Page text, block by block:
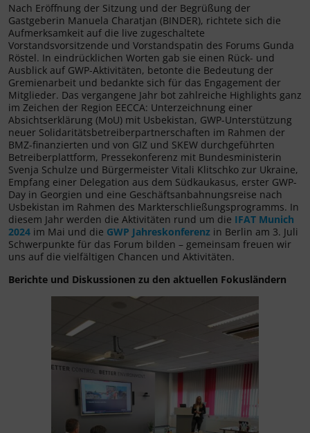
Nach Eröffnung der Sitzung und der Begrüßung der
Gastgeberin Manuela Charatjan (BINDER), richtete sich die
Aufmerksamkeit auf die live zugeschaltete
Vorstandsvorsitzende und Vorstandspatin des Forums Gunda
Röstel. In eindrücklichen Worten gab sie einen Rück- und
Ausblick auf GWP-Aktivitäten, betonte die Bedeutung der
Gremienarbeit und bedankte sich für das Engagement der
Mitglieder. Das vergangene Jahr bot zahlreiche Highlights ganz
im Zeichen der Region EECCA: Unterzeichnung einer
Absichtserklärung (MoU) mit Usbekistan, GWP-Unterstützung
neuer Solidaritätsbetreiberpartnerschaften im Rahmen der
BMZ-finanzierten und von GIZ und SKEW durchgeführten
Betreiberplattform, Pressekonferenz mit Bundesministerin
Svenja Schulze und Bürgermeister Vitali Klitschko zur Ukraine,
Empfang einer Delegation aus dem Südkaukasus, erster GWP-
Day in Georgien und eine Geschäftsanbahnungsreise nach
Usbekistan im Rahmen des Markterschließungsprogramms. In
diesem Jahr werden die Aktivitäten rund um die IFAT Munich
2024 im Mai und die GWP Jahreskonferenz in Berlin am 3. Juli
Schwerpunkte für das Forum bilden – gemeinsam freuen wir
uns auf die vielfältigen Chancen und Aktivitäten.
Berichte und Diskussionen zu den aktuellen Fokusländern